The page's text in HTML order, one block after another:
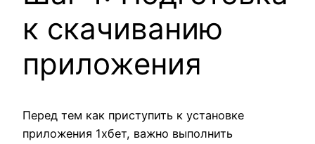
к скачиванию
приложения
Перед тем как приступить к установке
приложения 1хбет, важно выполнить